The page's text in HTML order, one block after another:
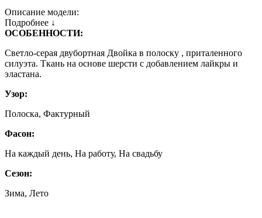
Описание модели:
Подробнее ↓
ОСОБЕННОСТИ:
Светло-серая двубортная Двойка в полоску , приталенного
силуэта. Ткань на основе шерсти с добавлением лайкры и
эластана.
Узор:
Полоска, Фактурный
Фасон:
На каждый день, На работу, На свадьбу
Сезон:
Зима, Лето